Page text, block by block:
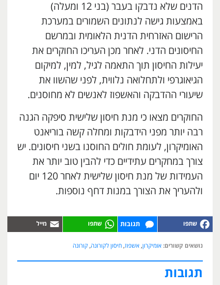
הדנים שלא נדבקו בעבר (בני 12 ומעלה)
באמצעות גישה לנתונים השמורים במערכת
הרישום האזרחית הדנית הלאומית ובמרשם
החיסונים הדני. לאחר מכן העריכו החוקרים את
יעילות החיסון תוך התאמה לגיל, למין, למיקום
הגיאוגרפי ולתחלואה נלווית, לפני שהשוו את
שיעורי ההדבקה והאשפוז לאנשים לא מחוסנים.
החוקרים מצאו כי מנת חיסון שלישית סיפקה הגנה
רבה יותר מפני הידבקות ומחלה קשה בוריאנט
האומיקרון, לעומת חולים החוסנו בשני חיסונים. יש
צורך במחקרים עתידיים כדי להבין טוב יותר את
העמידות של מנת חיסון שלישית לאחר 120 יום
ולהעריך את הצורך במנות דחף נוספות.
תגובות
נושאים קשורים: אומיקרון, אשפוז, חיסון לקורונה, קורונה
תגובות